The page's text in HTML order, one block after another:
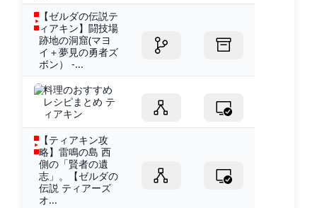
【ゼルダの伝説テ
ィアキン】闘技場
跡地の洞窟(マヨ
イ＋夢見の勇者ズ
ボン） -...
料理のおすすめ
レシピまとめ テ
ィアキン
【ティアキン攻
略】雷鳴の島 西
側の「賢者の遺
志」。【ゼルダの
伝説 ティアーズ
オ...